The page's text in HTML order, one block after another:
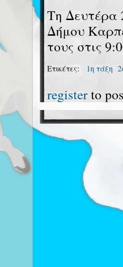
Τη Δευτέρα
Δήμου
τους στις
Ετικέτες: 1η τάξη
registerto